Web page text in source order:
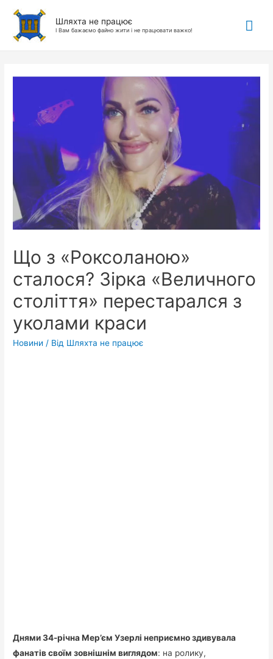
Шляхта не працює
І Вам бажаємо файно жити і не працювати важко!
Що з «Роксоланою»
сталося? Зірка «Величного
століття» перестарался з
уколами краси
Новини / Від Шляхта не працює
Днями 34-річна Мер’єм Узерлі неприємно здивувала
фанатів своїм зовнішнім виглядом: на ролику,